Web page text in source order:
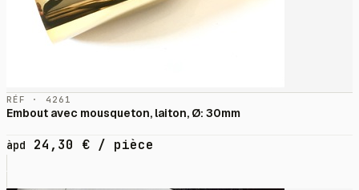
RÉF · 4261
Embout avec mousqueton, laiton, Ø: 30mm
àpd 24,30 € / pièce